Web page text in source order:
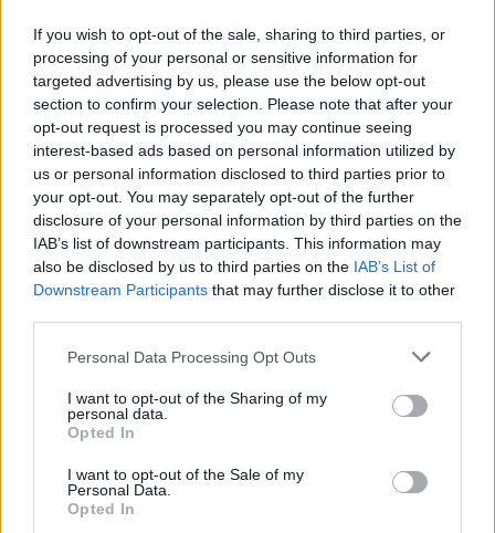
If you wish to opt-out of the sale, sharing to third parties, or
processing of your personal or sensitive information for
targeted advertising by us, please use the below opt-out
section to confirm your selection. Please note that after your
opt-out request is processed you may continue seeing
interest-based ads based on personal information utilized by
us or personal information disclosed to third parties prior to
your opt-out. You may separately opt-out of the further
disclosure of your personal information by third parties on the
IAB’s list of downstream participants. This information may
also be disclosed by us to third parties on the IAB’s List of
Downstream Participants that may further disclose it to other
Please note that this website/app uses one or more Google
not limited to your visit or usage behaviour. You may click to
grant or deny consent to Google and its third-party tags to
use your data for below specified purposes in below Google
consent section.
Personal Data Processing Opt Outs
I want to opt-out of the Sharing of my
personal data.
Opted In
I want to opt-out of the Sale of my
Personal Data.
Opted In
Minősített, kiváló minőségű, 100% organikus
pamutot, 100% organikus vásznat és 100%-ban
újrahasznosított PE anyagot (PET-palackokból
készült) használnak.
Az újrafeldolgozásban rejlő innovációt tovább
hasznosítva, újrahasznosított gyapjúból és
újrahasznosított poliamidszövetből készítenek
kabátokat.
Kiegészítőik, mint például a gombok és cipzárak,
mind az OEKO-TEX Standard 100 tanúsítvánnyal
rendelkeznek.
Folyamatosan keresik a műanyag természetes
helyettesítőit, és olyan anyagokat használnak,
mint a sárgaréz és az etikusan gyűjtött szarvak.
A hulladék minimalizálása érdekében a korábbi
kollekciókból megmaradt anyagokat is
szegélyek elkészítésére.
A szitanyomásos mintáikat kézzel készítik egy